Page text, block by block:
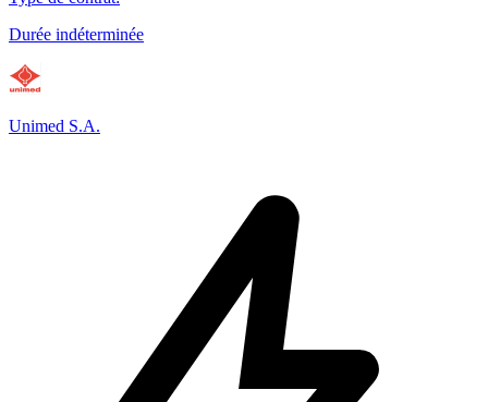
Durée indéterminée
Unimed S.A.